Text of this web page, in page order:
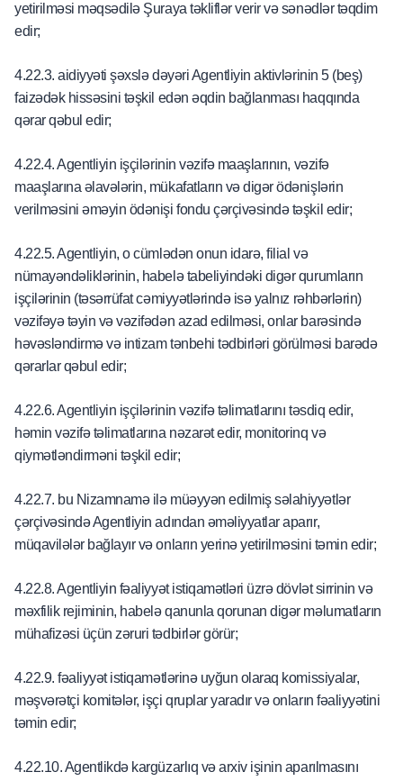
yetirilməsi məqsədilə Şuraya təkliflər verir və sənədlər təqdim
edir;
4.22.3. aidiyyəti şəxslə dəyəri Agentliyin aktivlərinin 5 (beş)
faizədək hissəsini təşkil edən əqdin bağlanması haqqında
qərar qəbul edir;
4.22.4. Agentliyin işçilərinin vəzifə maaşlarının, vəzifə
maaşlarına əlavələrin, mükafatların və digər ödənişlərin
verilməsini əməyin ödənişi fondu çərçivəsində təşkil edir;
4.22.5. Agentliyin, o cümlədən onun idarə, filial və
nümayəndəliklərinin, habelə tabeliyindəki digər qurumların
işçilərinin (təsərrüfat cəmiyyətlərində isə yalnız rəhbərlərin)
vəzifəyə təyin və vəzifədən azad edilməsi, onlar barəsində
həvəsləndirmə və intizam tənbehi tədbirləri görülməsi barədə
qərarlar qəbul edir;
4.22.6. Agentliyin işçilərinin vəzifə təlimatlarını təsdiq edir,
həmin vəzifə təlimatlarına nəzarət edir, monitorinq və
qiymətləndirməni təşkil edir;
4.22.7. bu Nizamnamə ilə müəyyən edilmiş səlahiyyətlər
çərçivəsində Agentliyin adından əməliyyatlar aparır,
müqavilələr bağlayır və onların yerinə yetirilməsini təmin edir;
4.22.8. Agentliyin fəaliyyət istiqamətləri üzrə dövlət sirrinin və
məxfilik rejiminin, habelə qanunla qorunan digər məlumatların
mühafizəsi üçün zəruri tədbirlər görür;
4.22.9. fəaliyyət istiqamətlərinə uyğun olaraq komissiyalar,
məşvərətçi komitələr, işçi qruplar yaradır və onların fəaliyyətini
təmin edir;
4.22.10. Agentlikdə kargüzarlıq və arxiv işinin aparılmasını